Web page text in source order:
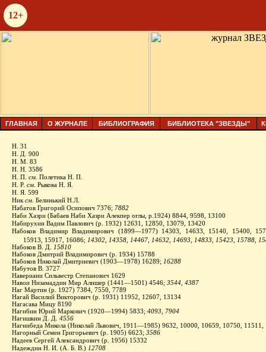
12+
ГЛАВНАЯ О ЖУРНАЛЕ БИБЛИОГРАФИЯ БИБЛИОТЕКА "ЗВЕЗДЫ"
Н. 31
Н. Д. 900
Н. М. 83
Н. Н. 3586
Н. П. см. Полетика Н. П.
Н. Р. см. Рыкова Н. Я.
Н. Я. 599
Ник см . Белинький Н.Л.
Набатов Григорий Осипович 7376; 7882
Наби Хазри (Бабаев Наби Хазри Алекпер оглы, р.1924) 8844, 9598, 13100
Набирухин Вадим Павлович (р. 1932) 12631, 12850, 13079, 13420
Набоков Владимир Владимирович (1899—1977) 14303, 14633, 15140, 15400,
15913, 15917, 16086; 14302, 14358, 14467, 14632, 14693, 14833, 15423, 15788,
Набоков В. Д. 15810
Набоков Дмитрий Владимирович (р. 1934) 15788
Набоков Николай Дмитриевич (1903—1978) 16289; 16288
Набутов В. 3727
Навериани Сильвестр Степанович 1629
Навои Низамаддин Мир Алишер (1441—1501) 4546; 3544, 4387
Наг Мартин (р. 1927) 7384, 7550, 7789
Нагай Василий Викторович (р. 1931) 11952, 12607, 13134
Нагасава Мицу 8190
Нагибин Юрий Маркович (1920—1994) 5833; 4093, 7904
Нагишкин Д. Д. 4556
Нагнибеда Микола (Николай Львович, 1911—1985) 9632, 10000, 10659, 10750, 11511,
Нагорный Семен Григорьевич (р. 1905) 6623; 3586
Надеев Сергей Александрович (р. 1956) 15332
Надеждин Н. И. (А. Б. В.) 12708